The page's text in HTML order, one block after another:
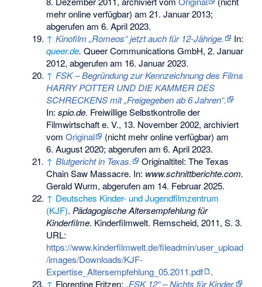
mehr online verfügbar) am21. Januar 2013;
abgerufen am 6. April 2023.
↑ Kinofilm „Romeos“ jetzt auch für 12-Jährige.
In:
queer.de. Queer Communications GmbH, 2. Januar
2012, abgerufen am 16. Januar 2023.
↑ FSK – Begründung zur Kennzeichnung des Films
HARRY POTTER UND DIE KAMMER DES
SCHRECKENS mit „Freigegeben ab 6 Jahren“.
In:spio.de. Freiwillige Selbstkontrolle der
Filmwirtschaft e. V., 13. November 2002, archiviert
vomOriginal
(nicht mehr online verfügbar) am
6. August 2020; abgerufen am 6. April 2023.
↑ Blutgericht in Texas.
Originaltitel: The Texas
Chain Saw Massacre. In: www.schnittberichte.com.
Gerald Wurm, abgerufen am 14. Februar 2025.
↑ Deutsches Kinder- und Jugendfilmzentrum
(KJF). Pädagogische Altersempfehlung für
Kinderfilme. Kinderfilmwelt. Remscheid, 2011, S. 3.
URL:
https://www.kinderfilmwelt.de/fileadmin/user_upload
/images/Downloads/KJF-
Expertise_Altersempfehlung_05.2011.pdf
.
↑ Florentine Fritzen:„FSK 12“ – Nichts für Kinder.